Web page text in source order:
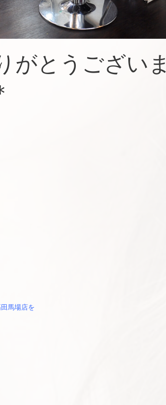
がとうございま
馬場店を